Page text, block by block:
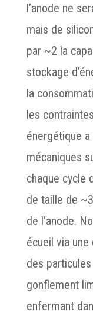
l’anode ne
mais de
par ~2 la
stockage
la
les
énergétique
mécaniques
chaque cycle
de taille de
de l’anode.
écueil via
des
gonflement
enfermant